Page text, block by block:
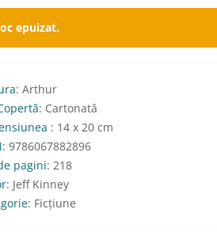
epuizat.
: Arthur
: Cartonată
: 14 x 20 cm
: 9786067882896
pagini: 218
: Jeff Kinney
: Ficțiune